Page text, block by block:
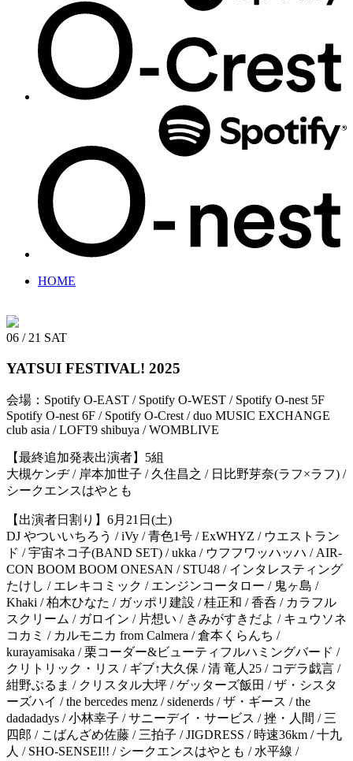
HOME
06 / 21 SAT
YATSUI FESTIVAL! 2025
会場：Spotify O-EAST / Spotify O-WEST / Spotify O-nest 5F
Spotify O-nest 6F / Spotify O-Crest / duo MUSIC EXCHANGE
club asia / LOFT9 shibuya / WOMBLIVE
【最終追加発表出演者】5組
大槻ケンヂ / 岸本加世子 / 久住昌之 / 日比野芽奈(ラフ×ラフ) /
シークエンスはやとも
【出演者日割り】6月21日(土)
DJ やついいちろう / iVy / 青色1号 / ExWHYZ / ウエストラン
ド / 宇宙ネコ子(BAND SET) / ukka / ウフフワッハッハ / AIR-
CON BOOM BOOM ONESAN / STU48 / インタレスティング
たけし / エレキコミック / エンジンコータロー / 鬼ヶ島 /
Khaki / 柏木ひなた / ガッポリ建設 / 桂正和 / 香呑 / カラフル
スクリーム / ガロイン / 片想い / きみがすきだよ / キュウソネ
コカミ / カルモニカ from Calmera / 倉本くらんち /
kurayamisaka / 栗コーダー&ビューティフルハミングバード /
クリトリック・リス / ギブ↑大久保 / 清 竜人25 / コデラ戯言 /
紺野ぶるま / クリスタル大坪 / ゲッターズ飯田 / ザ・シスタ
ーズハイ / the bercedes menz / sidenerds / ザ・ギース / the
dadadadys / 小林幸子 / サニーデイ・サービス / 挫・人間 / 三
四郎 / こばんざめ佐藤 / 三拍子 / JIGDRESS / 時速36km / 十九
人 / SHO-SENSEI!! / シークエンスはやとも / 水平線 /